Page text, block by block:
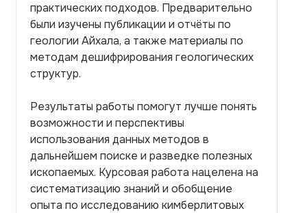
практических подходов. Предварительно
были изучены публикации и отчёты по
геологии Айхала, а также материалы по
методам дешифрирования геологических
структур.
Результаты работы помогут лучше понять
возможности и перспективы
использования данных методов в
дальнейшем поиске и разведке полезных
ископаемых. Курсовая работа нацелена на
систематизацию знаний и обобщение
опыта по исследованию кимберлитовых